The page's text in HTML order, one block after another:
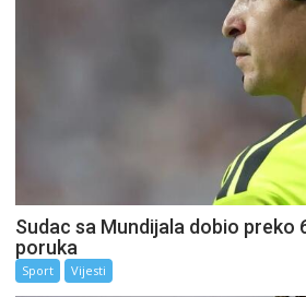
Sudac sa Mundijala dobio preko
poruka
Sport Vijesti